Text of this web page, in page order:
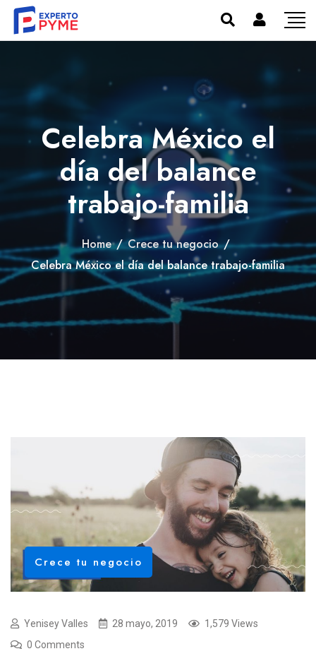
Celebra México el
día del balance
trabajo-familia
Home / Crece tu negocio /
Celebra México el día del balance trabajo-familia
Crece tu negocio
Yenisey Valles 28 mayo, 2019
1,579 Views
0 Comments